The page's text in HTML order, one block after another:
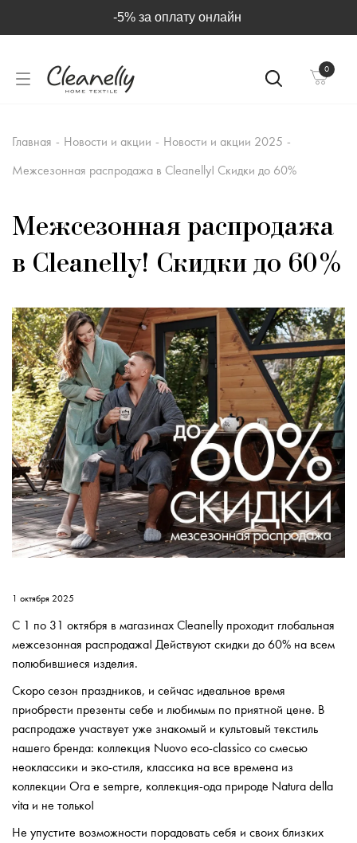
-5% за оплату онлайн
0
Главная - Новости и акции - Новости и акции 2025 -
Межсезонная распродажа в Cleanelly! Скидки до 60%
Межсезонная распродажа
в Cleanelly! Скидки до 60%
1 октября 2025
С 1 по 31 октября в магазинах Cleanelly проходит глобальная
межсезонная распродажа! Действуют скидки до 60% на всем
полюбившиеся изделия.
Скоро сезон праздников, и сейчас идеальное время
приобрести презенты себе и любимым по приятной цене. В
распродаже участвует уже знакомый и культовый текстиль
нашего бренда: коллекция Nuovo eco-classico со смесью
неоклассики и эко-стиля, классика на все времена из
коллекции Ora e sempre, коллекция-ода природе Natura della
vita и не только!
Не упустите возможности порадовать себя и своих близких